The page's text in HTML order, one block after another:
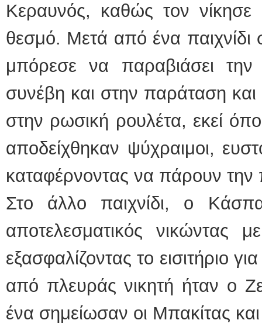
Κεραυνός, καθώς τον νίκησε
θεσμό. Μετά από ένα παιχνίδι
μπόρεσε να παραβιάσει την
συνέβη και στην παράταση
στην ρωσική ρουλέτα, εκεί
αποδείχθηκαν ψύχραιμοι,
καταφέρνοντας να πάρουν την
Στο άλλο παιχνίδι, ο
αποτελεσματικός
εξασφαλίζοντας το εισιτήριο
από πλευράς νικητή ήταν ο
ένα σημείωσαν οι Μπακίτας